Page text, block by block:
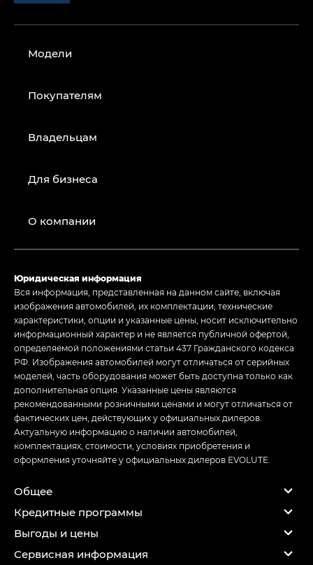
Модели
Покупателям
Владельцам
Для бизнеса
О компании
Юридическая информация
Вся информация, представленная на данном сайте, включая
изображения автомобилей, их комплектации, технические
характеристики, опции и указанные цены, носит исключительно
информационный характер и не является публичной офертой,
определяемой положениями статьи 437 Гражданского кодекса
РФ. Изображения автомобилей могут отличаться от серийных
моделей, часть оборудования может быть доступна только как
дополнительная опция. Указанные цены являются
рекомендованными розничными ценами и могут отличаться от
фактических цен, действующих у официальных дилеров.
Актуальную информацию о наличии автомобилей,
комплектациях, стоимости, условиях приобретения и
оформления уточняйте у официальных дилеров EVOLUTE.
Общее
Кредитные программы
Выгоды и цены
Сервисная информация